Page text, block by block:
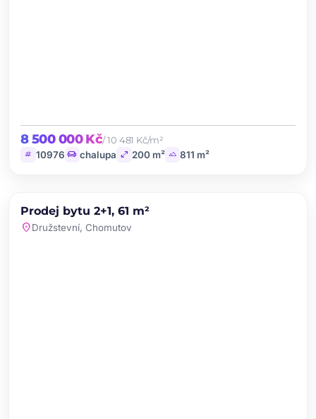
8 500 000 Kč/ 10 481 Kč/m²
tag 10976 chair chalupa open_in_full 200 m² landscape 811 m²
PRODEJ
Prodej bytu 2+1, 61 m²
location_onDružstevní, Chomutov